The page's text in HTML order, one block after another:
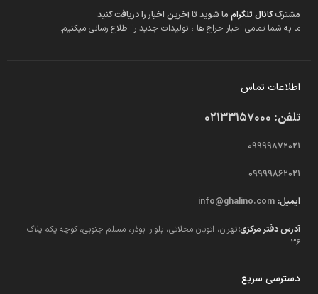
مشترککانال تلگرام ما شوید تا آخرین اخبار را دریافت کنید
ما به شما تمامی اخبار حراج ها ، تولیدات جدید را اطلاع رسانی میکنیم.
اطلاعات تماس
تلفن: 02133157000
09999872021
09999862021
ایمیل: info@ghalino.com
آدرس دفتر مرکزی:تهران، اتوبان محلاتی، بلوار ابوذر، مسلم جنوبی، کوچه یکم پلاک
36
دسترسی سریع